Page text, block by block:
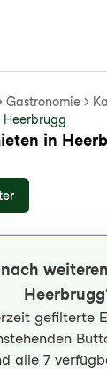
Gastronomie
Heerbrugg
in
gefilterte
alle 7